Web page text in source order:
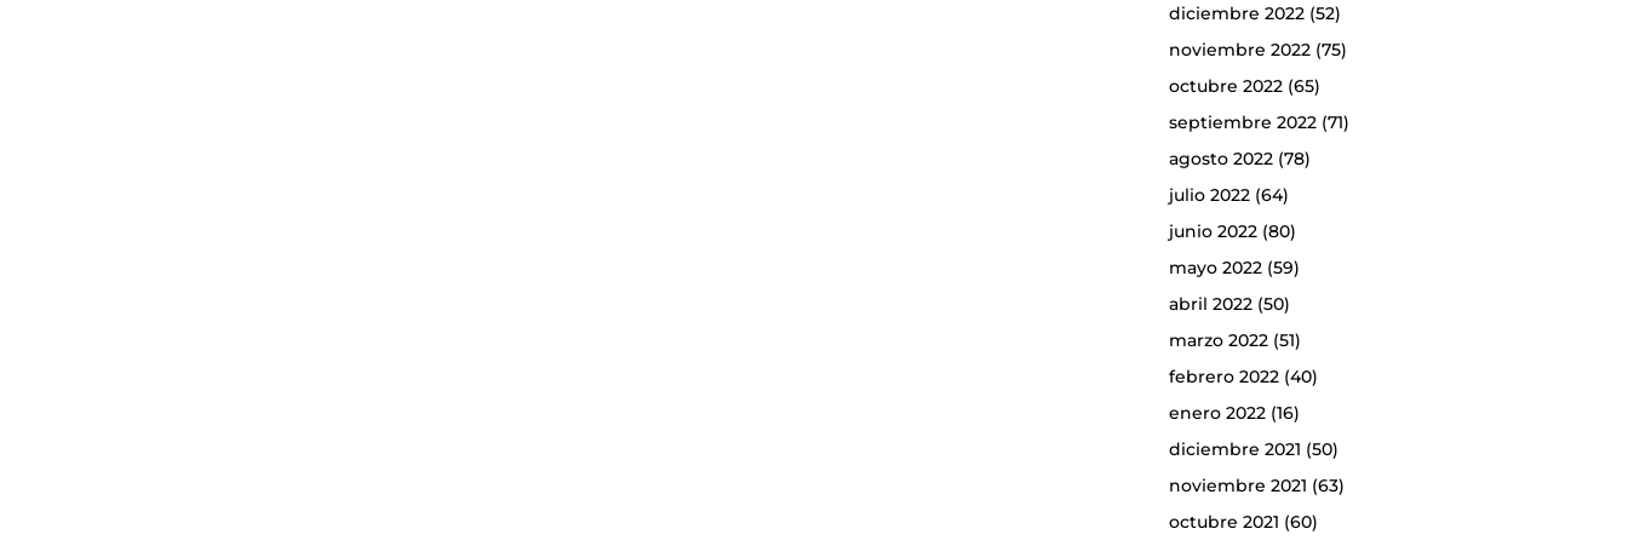
diciembre 2022(52)
noviembre 2022(75)
octubre 2022(65)
septiembre 2022(71)
agosto 2022(78)
julio 2022(64)
junio 2022(80)
mayo 2022(59)
abril 2022(50)
marzo 2022(51)
febrero 2022(40)
enero 2022(16)
diciembre 2021 (50)
noviembre 2021 (63)
octubre 2021 (60)